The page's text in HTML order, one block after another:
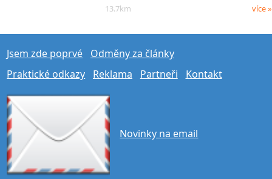
13.7km
více »
Jsem zde poprvé
Odměny za články
Praktické odkazy
Reklama Partneři Kontakt
Novinky na email